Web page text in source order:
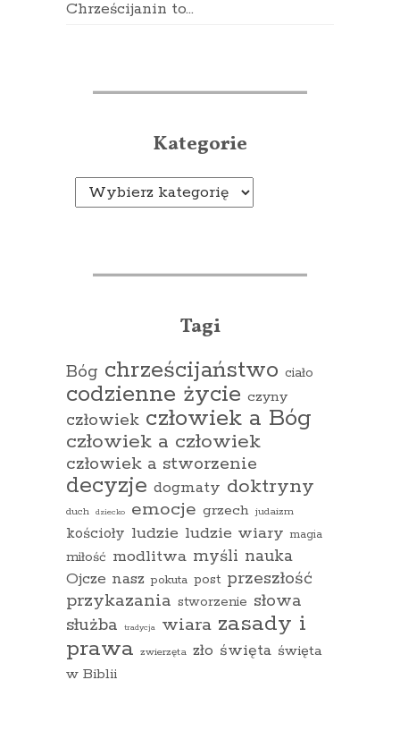
Chrześcijanin to...
Kategorie
Kategorie
Tagi
Bóg chrześcijaństwo ciało
codzienne życie czyny
człowiek człowiek a Bóg
człowiek a człowiek
człowiek a stworzenie
decyzje dogmaty doktryny
duch dziecko emocje grzech judaizm
kościoły ludzie ludzie wiary magia
miłość modlitwa myśli nauka
Ojcze nasz pokuta post przeszłość
przykazania stworzenie słowa
służba
tradycja wiara zasady i
prawa zwierzęta zło święta święta
w Biblii